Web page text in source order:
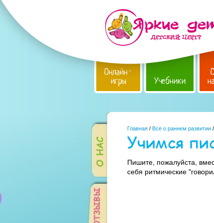
Онлайн-
игры Учебники
Главная / Всё о раннем развитии
Учимся
Пишите, пожалуйста,
себя ритмические